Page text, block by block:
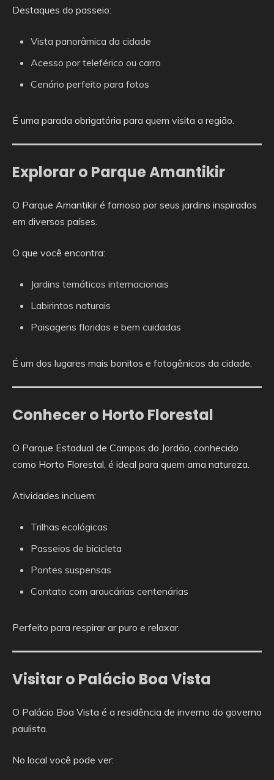
Destaques do passeio:
Vista panorâmica da cidade
Acesso por teleférico ou carro
Cenário perfeito para fotos
É uma parada obrigatória para quem visita a região.
Explorar o Parque Amantikir
O Parque Amantikir é famoso por seus jardins inspirados
em diversos países.
O que você encontra:
Jardins temáticos internacionais
Labirintos naturais
Paisagens floridas e bem cuidadas
É um dos lugares mais bonitos e fotogênicos da cidade.
Conhecer o Horto Florestal
O Parque Estadual de Campos do Jordão, conhecido
como Horto Florestal, é ideal para quem ama natureza.
Atividades incluem:
Trilhas ecológicas
Passeios de bicicleta
Pontes suspensas
Contato com araucárias centenárias
Perfeito para respirar ar puro e relaxar.
Visitar o Palácio Boa Vista
O Palácio Boa Vista é a residência de inverno do governo
paulista.
No local você pode ver: